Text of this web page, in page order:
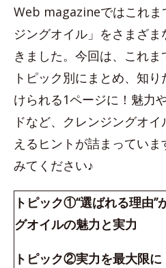
Web magazineではこれま
ジングオイル」をさまざ
きました。今回は、これ
トピック別にまとめ、知
けられる1ページに！魅力
ドなど、クレンジングオ
えるヒントが詰まってい
みてください♪
トピック①“選ばれる理由”
グオイルの魅力と実力
トピック②実力を最大限